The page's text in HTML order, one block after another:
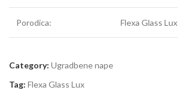
Porodica: Flexa Glass Lux
Category: Ugradbene nape
Tag: Flexa Glass Lux